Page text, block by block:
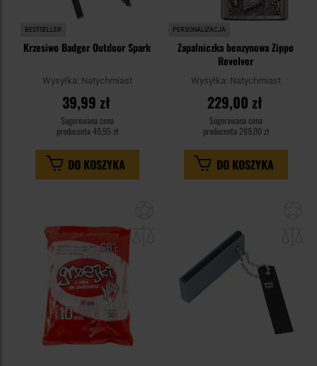
BESTSELLER
Krzesiwo Badger Outdoor Spark
Wysyłka: Natychmiast
39,99 zł
Sugerowana cena
producenta 49,95 zł
DO KOSZYKA
PERSONALIZACJA
Zapalniczka benzynowa Zippo
Revolver
Wysyłka: Natychmiast
229,00 zł
Sugerowana cena
producenta 289,00 zł
DO KOSZYKA